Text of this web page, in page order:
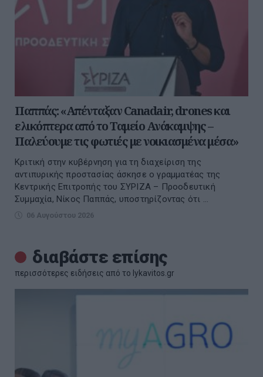
Παππάς: «Απένταξαν Canadair, drones και
ελικόπτερα από το Ταμείο Ανάκαμψης –
Παλεύουμε τις φωτιές με νοικιασμένα μέσα»
Kριτική στην κυβέρνηση για τη διαχείριση της
αντιπυρικής προστασίας άσκησε ο γραμματέας της
Κεντρικής Επιτροπής του ΣΥΡΙΖΑ – Προοδευτική
Συμμαχία, Νίκος Παππάς, υποστηρίζοντας ότι ...
06 Αυγούστου 2026
διαβάστε επίσης
περισσότερες ειδήσεις από το lykavitos.gr